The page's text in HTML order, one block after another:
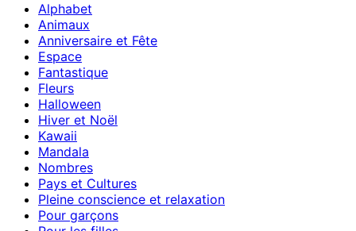
Alphabet
Animaux
Anniversaire et Fête
Espace
Fantastique
Fleurs
Halloween
Hiver et Noël
Kawaii
Mandala
Nombres
Pays et Cultures
Pleine conscience et relaxation
Pour garçons